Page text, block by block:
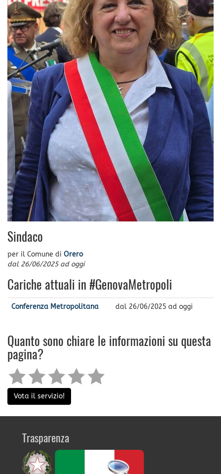
Sindaco
per il Comune di Orero
dal 26/06/2025ad oggi
Cariche attuali in #GenovaMetropoli
Conferenza Metropolitana dal 26/06/2025 ad oggi
Quanto sono chiare le informazioni su questa
pagina?
Vota il servizio!
Trasparenza